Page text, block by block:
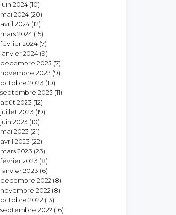
juin 2024 (10)
mai 2024 (20)
avril 2024 (12)
mars 2024 (15)
février 2024 (7)
janvier 2024 (9)
décembre 2023 (7)
novembre 2023 (9)
octobre 2023 (10)
septembre 2023 (11)
août 2023 (12)
juillet 2023 (19)
juin 2023 (10)
mai 2023 (21)
avril 2023 (22)
mars 2023 (23)
février 2023 (8)
janvier 2023 (6)
décembre 2022 (8)
novembre 2022 (8)
octobre 2022 (13)
septembre 2022 (16)